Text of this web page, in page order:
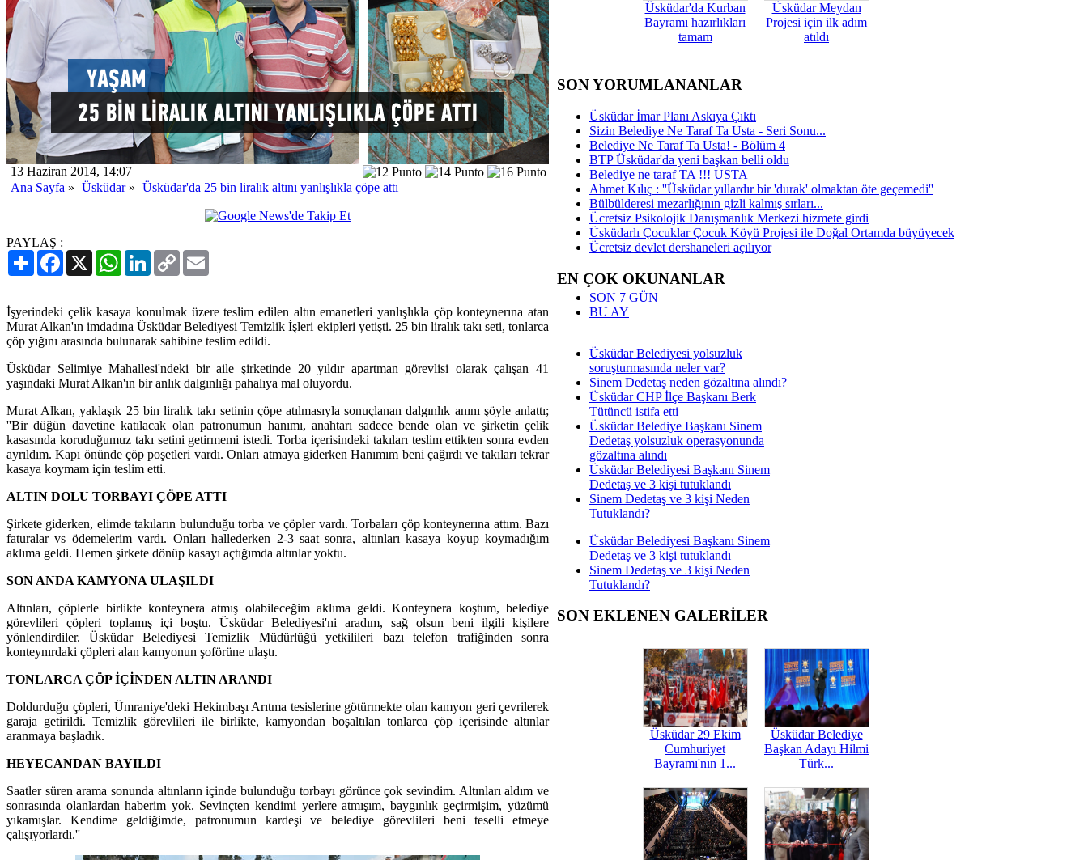
13 Haziran 2014, 14:07
Ana Sayfa » Üsküdar» Üsküdar'da 25 bin liralık altını yanlışlıkla çöpe attı
PAYLAŞ :
PaylaşFacebook
X WhatsAppLinkedIn
Copy
Link
İşyerindeki çelik kasaya konulmak üzere teslim edilen altın emanetleri yanlışlıkla çöp konteynerına atan
Murat Alkan'ın imdadına Üsküdar Belediyesi Temizlik İşleri ekipleri yetişti. 25 bin liralık takı seti, tonlarca
çöp yığını arasında bulunarak sahibine teslim edildi.
Üsküdar Selimiye Mahallesi'ndeki bir aile şirketinde 20 yıldır apartman görevlisi olarak çalışan 41
yaşındaki Murat Alkan'ın bir anlık dalgınlığı pahalıya mal oluyordu.
Murat Alkan, yaklaşık 25 bin liralık takı setinin çöpe atılmasıyla sonuçlanan dalgınlık anını şöyle anlattı;
''Bir düğün davetine katılacak olan patronumun hanımı, anahtarı sadece bende olan ve şirketin çelik
kasasında koruduğumuz takı setini getirmemi istedi. Torba içerisindeki takıları teslim ettikten sonra evden
ayrıldım. Kapı önünde çöp poşetleri vardı. Onları atmaya giderken Hanımım beni çağırdı ve takıları tekrar
kasaya koymam için teslim etti.
ALTIN DOLU TORBAYI ÇÖPE ATTI
Şirkete giderken, elimde takıların bulunduğu torba ve çöpler vardı. Torbaları çöp konteynerına attım. Bazı
faturalar vs ödemelerim vardı. Onları hallederken 2-3 saat sonra, altınları kasaya koyup koymadığım
aklıma geldi. Hemen şirkete dönüp kasayı açtığımda altınlar yoktu.
SON ANDA KAMYONA ULAŞILDI
Altınları, çöplerle birlikte konteynera atmış olabileceğim aklıma geldi. Konteynera koştum, belediye
görevlileri çöpleri toplamış içi boştu. Üsküdar Belediyesi'ni aradım, sağ olsun beni ilgili kişilere
yönlendirdiler. Üsküdar Belediyesi Temizlik Müdürlüğü yetkilileri bazı telefon trafiğinden sonra
konteynırdaki çöpleri alan kamyonun şoförüne ulaştı.
TONLARCA ÇÖP İÇİNDEN ALTIN ARANDI
Doldurduğu çöpleri, Ümraniye'deki Hekimbaşı Arıtma tesislerine götürmekte olan kamyon geri çevrilerek
garaja getirildi. Temizlik görevlileri ile birlikte, kamyondan boşaltılan tonlarca çöp içerisinde altınlar
aranmaya başladık.
HEYECANDAN BAYILDI
Saatler süren arama sonunda altınların içinde bulunduğu torbayı görünce çok sevindim. Altınları aldım ve
sonrasında olanlardan haberim yok. Sevinçten kendimi yerlere atmışım, baygınlık geçirmişim, yüzümü
yıkamışlar. Kendime geldiğimde, patronumun kardeşi ve belediye görevlileri beni teselli etmeye
çalışıyorlardı.''
Üsküdar'da Kurban
Bayramı hazırlıkları
tamam
Üsküdar Meydan
Projesi için ilk adım
atıldı
SON YORUMLANANLAR
Üsküdar İmar Planı Askıya Çıktı
Sizin Belediye Ne Taraf Ta Usta - Seri Sonu...
Belediye Ne Taraf Ta Usta! - Bölüm 4
BTP Üsküdar'da yeni başkan belli oldu
Belediye ne taraf TA !!! USTA
Ahmet Kılıç : ''Üsküdar yıllardır bir 'durak' olmaktan öte geçemedi''
Bülbülderesi mezarlığının gizli kalmış sırları...
Ücretsiz Psikolojik Danışmanlık Merkezi hizmete girdi
Üsküdarlı Çocuklar Çocuk Köyü Projesi ile Doğal Ortamda büyüyecek
Ücretsiz devlet dershaneleri açılıyor
EN ÇOK OKUNANLAR
SON 7 GÜN
BU AY
Üsküdar Belediyesi yolsuzluk
soruşturmasında neler var?
Sinem Dedetaş neden gözaltına alındı?
Üsküdar CHP İlçe Başkanı Berk
Tütüncü istifa etti
Üsküdar Belediye Başkanı Sinem
Dedetaş yolsuzluk operasyonunda
gözaltına alındı
Üsküdar Belediyesi Başkanı Sinem
Dedetaş ve 3 kişi tutuklandı
Sinem Dedetaş ve 3 kişi Neden
Tutuklandı?
Üsküdar Belediyesi Başkanı Sinem
Dedetaş ve 3 kişi tutuklandı
Sinem Dedetaş ve 3 kişi Neden
Tutuklandı?
SON EKLENEN GALERİLER
Üsküdar 29 Ekim
Cumhuriyet
Bayramı'nın 1...
Üsküdar Belediye
Başkan Adayı Hilmi
Türk...